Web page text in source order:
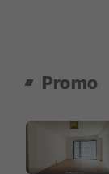
Promo